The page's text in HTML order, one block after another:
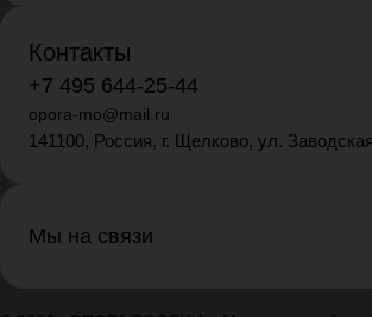
Контакты
+7 495 644-25-44
opora-mo@mail.ru
141100, Россия, г. Щелково, ул.
Мы на связи